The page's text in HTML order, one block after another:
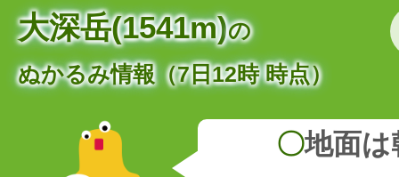
大深岳(1541m)の
ぬかるみ情報（7日12時 時点）
〇地面